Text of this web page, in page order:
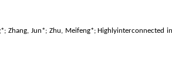
Zhang, Jun*; Zhu, Meifeng*; Highlyinterconnected